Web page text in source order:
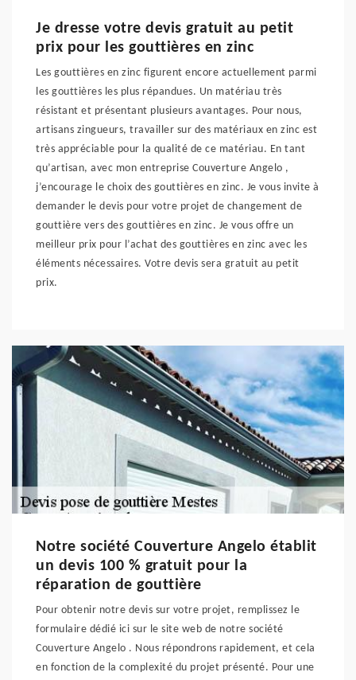
Je dresse votre devis gratuit au petit
prix pour les gouttières en zinc
Les gouttières en zinc figurent encore actuellement parmi
les gouttières les plus répandues. Un matériau très
résistant et présentant plusieurs avantages. Pour nous,
artisans zingueurs, travailler sur des matériaux en zinc est
très appréciable pour la qualité de ce matériau. En tant
qu’artisan, avec mon entreprise Couverture Angelo ,
j’encourage le choix des gouttières en zinc. Je vous invite à
demander le devis pour votre projet de changement de
gouttière vers des gouttières en zinc. Je vous offre un
meilleur prix pour l’achat des gouttières en zinc avec les
éléments nécessaires. Votre devis sera gratuit au petit
prix.
Notre société Couverture Angelo établit
un devis 100 % gratuit pour la
réparation de gouttière
Pour obtenir notre devis sur votre projet, remplissez le
formulaire dédié ici sur le site web de notre société
Couverture Angelo . Nous répondrons rapidement, et cela
en fonction de la complexité du projet présenté. Pour une